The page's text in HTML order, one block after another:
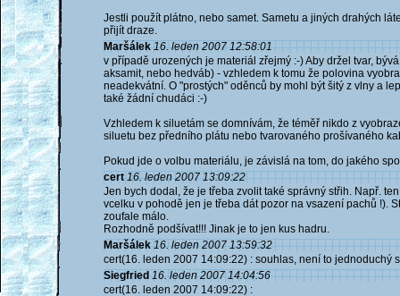
Jestli použít plátno, nebo samet. Sametu a jiných drahých
přijít draze.
Maršálek 16. leden 2007 12:58:01
v případě urozených je materiál zřejmý :-) Aby držel tvar,
aksamit, nebo hedváb) - vzhledem k tomu že polovina
neadekvátní. O "prostých" oděnců by mohl být šitý z vlny a
také žádní chudáci :-)
Vzhledem k siluetám se domnívám, že téměř nikdo z
siluetu bez předního plátu nebo tvarovaného prošívaného
Pokud jde o volbu materiálu, je závislá na tom, do jakého
cert 16. leden 2007 13:09:22
Jen bych dodal, že je třeba zvolit také správný střih. Např.
vcelku v pohodě jen je třeba dát pozor na vsazení pachů !).
zoufale málo.
Rozhodně podšívat!!! Jinak je to jen kus hadru.
Maršálek 16. leden 2007 13:59:32
cert(16. leden 2007 14:09:22) : souhlas, není to jednoduchý
Siegfried 16. leden 2007 14:04:56
cert(16. leden 2007 14:09:22) :